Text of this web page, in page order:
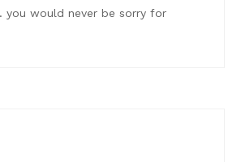
you would never be sorry for